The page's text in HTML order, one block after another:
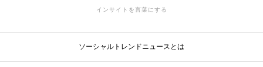
インサイトを言葉にする
ソーシャルトレンドニュースとは